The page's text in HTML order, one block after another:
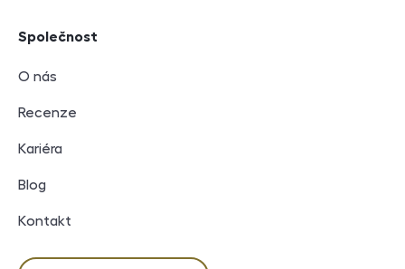
Společnost
O nás
Recenze
Kariéra
Blog
Kontakt